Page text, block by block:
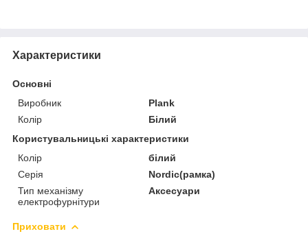
Характеристики
Основні
Виробник
Plank
Колір
Білий
Користувальницькі характеристики
Колір
білий
Серія
Nordic(рамка)
Тип механізму
електрофурнітури
Аксесуари
Приховати